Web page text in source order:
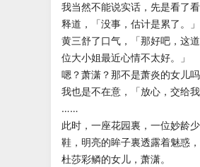
我当然不能说实话，先是看了
释道，「没事，估计是累了。」
黄三舒了口气，「那好吧，这
位大小姐最近心情不太好。」
嗯？萧潇？那不是萧炎的女儿吗
我也是不在意，「放心，交给我
……
此时，一座花园裏，一位妙龄
鞋，明亮的眸子裏透露着魅惑
杜莎彩鳞的女儿，萧潇。